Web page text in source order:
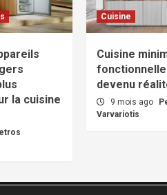
la cuisine
Cuisine
Cuisine
devenu
9 mois ago
Varvariotis